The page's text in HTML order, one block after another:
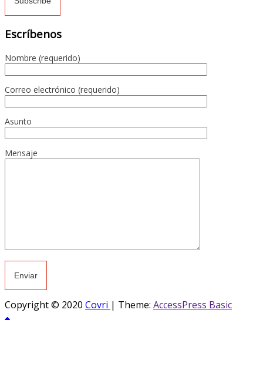
Escríbenos
Nombre (requerido)
Correo electrónico (requerido)
Asunto
Mensaje
Copyright © 2020 Covri | Theme: AccessPress Basic